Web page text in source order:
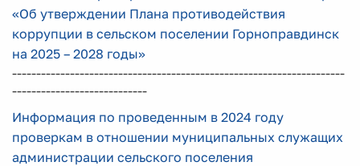
«Об утверждении Плана противодействия
коррупции в сельском поселении Горноправдинск
на 2025 – 2028 годы»
---------------------------------------------------------------------
----------------------------
Информация по проведенным в 2024 году
проверкам в отношении муниципальных служащих
администрации сельского поселения